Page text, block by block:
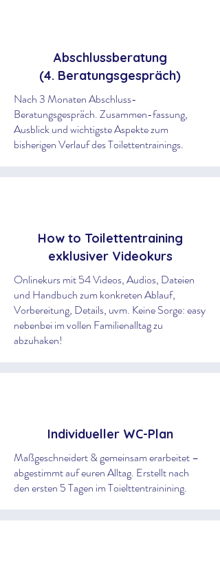
Abschlussberatung
(4. Beratungsgespräch)
Nach 3 Monaten Abschluss-
Beratungsgespräch. Zusammen-fassung,
Ausblick und wichtigste Aspekte zum
bisherigen Verlauf des Toilettentrainings.
How to Toilettentraining
exklusiver Videokurs
Onlinekurs mit 54 Videos, Audios, Dateien
und Handbuch zum konkreten Ablauf,
Vorbereitung, Details, uvm. Keine Sorge: easy
nebenbei im vollen Familienalltag zu
abzuhaken!
Individueller WC-Plan
Maßgeschneidert & gemeinsam erarbeitet –
abgestimmt auf euren Alltag. Erstellt nach
den ersten 5 Tagen im Toielttentrainining.